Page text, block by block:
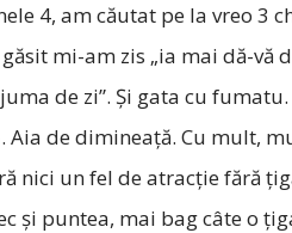
4, am căutat pe la vreo 3
mi-am zis „ia mai dă-
de zi”. Şi gata cu
de dimineaţă. Cu mult,
nici un fel de atracţie fără
şi puntea, mai bag câte o